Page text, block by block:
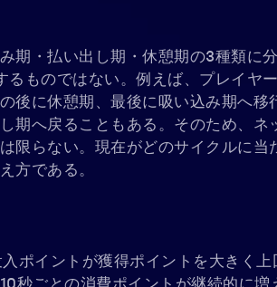
期・払い出し期・休憩期の3種類に
るものではない。例えば、プレイヤ
後に休憩期、最後に吸い込み期へ移
期へ戻ることもある。そのため、ネ
限らない。現在がどのサイクルに当
方である。
ポイントが獲得ポイントを大きく上